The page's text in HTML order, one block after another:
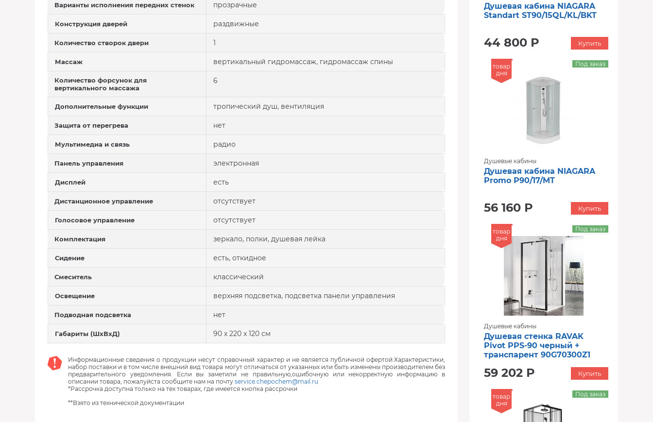
Варианты исполнения передних стенок прозрачные
Конструкция дверей раздвижные
Количество створок двери 1
Массаж вертикальный гидромассаж, гидромассаж спины
Количество форсунок для
вертикального массажа
6
Дополнительные функции тропический душ, вентиляция
Защита от перегрева нет
Мультимедиа и связь радио
Панель управления электронная
Дисплей есть
Дистанционное управление отсутствует
Голосовое управление отсутствует
Комплектация зеркало, полки, душевая лейка
Сидение есть, откидное
Смеситель классический
Освещение верхняя подсветка, подсветка панели управления
Подводная подсветка нет
Габариты (ШхВхД) 90 x 220 x 120 см
Информационные сведения о продукции несут справочный характер и не является публичной офертой.Характеристики,
набор поставки и в том числе внешний вид товара могут отличаться от указанных или быть изменены производителем без
предварительного уведомления. Если вы заметили не правильную,ошибочную или некорректную информацию в
описании товара, пожалуйста сообщите нам на почту service.chepochem@mail.ru
*Рассрочка доступна только на тех товарах, где имеется кнопка рассрочки
**Взято из технической документации
Душевая кабина NIAGARA
Standart ST90/15QL/KL/BKT
44 800 Р Купить
товар
дня
Душевые кабины
Душевая кабина NIAGARA
Promo P90/17/MT
56 160 Р
Под заказ
Купить
товар
дня
Душевые кабины
Душевая стенка RAVAK
Pivot PPS-90 черный +
транспарент 90G70300Z1
59 202 Р
Под заказ
Купить
товар
дня
Под заказ